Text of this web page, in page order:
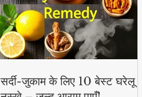
सर्दी-जुकाम के लिए 10 बेस्ट घरेलू